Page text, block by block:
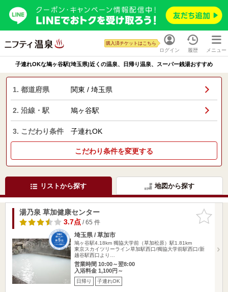
ログイン
購入済チケットはこちら
履歴 メニュー
子連れOKな鳩ヶ谷駅(埼玉県)近くの温泉、日帰り温泉、スーパー銭湯おすすめ
1. 都道府県 関東 / 埼玉県
2. 沿線・駅 鳩ヶ谷駅
3. こだわり条件 子連れOK
こだわり条件を変更する
リストから探す 地図から探す
お気に入
りに追加
湯乃泉 草加健康センター
3.7点/ 65 件
埼玉県 / 草加市
鳩ヶ谷駅4.18km 獨協大学前（草加松原）駅1.81km
東京スカイツリーライン草加駅西口/獨協大学前駅西口/新
越谷駅西口より…
営業時間 10:00～翌8:00
入浴料金 1,100円～
日帰り 子連れOK